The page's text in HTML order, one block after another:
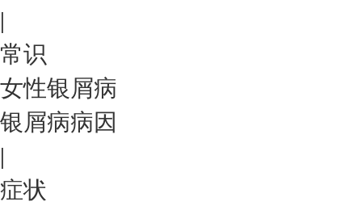
|
常识
女性银屑病
银屑病病因
|
症状